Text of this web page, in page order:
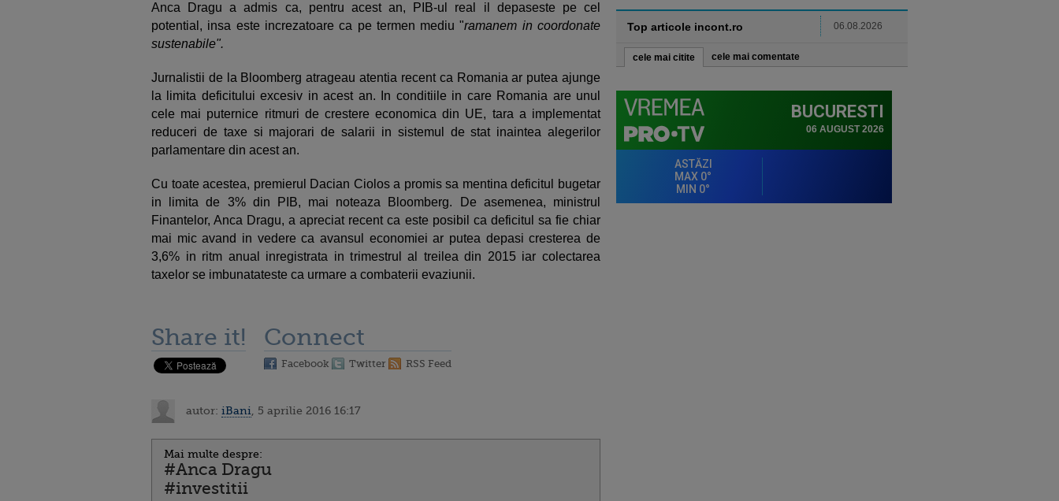
Anca Dragu a admis ca, pentru acest an, PIB-ul real il depaseste pe cel
potential, insa este increzatoare ca pe termen mediu "ramanem in coordonate
sustenabile".
Jurnalistii de la Bloomberg atrageau atentia recent ca Romania ar putea ajunge
la limita deficitului excesiv in acest an. In conditiile in care Romania are unul
cele mai puternice ritmuri de crestere economica din UE, tara a implementat
reduceri de taxe si majorari de salarii in sistemul de stat inaintea alegerilor
parlamentare din acest an.
Cu toate acestea, premierul Dacian Ciolos a promis sa mentina deficitul bugetar
in limita de 3% din PIB, mai noteaza Bloomberg. De asemenea, ministrul
Finantelor, Anca Dragu, a apreciat recent ca este posibil ca deficitul sa fie chiar
mai mic avand in vedere ca avansul economiei ar putea depasi cresterea de
3,6% in ritm anual inregistrata in trimestrul al treilea din 2015 iar colectarea
taxelor se imbunatateste ca urmare a combaterii evaziunii.
Share it! Connect
Facebook Twitter RSS Feed
autor: iBani , 5 aprilie 2016 16:17
Mai multe despre:
#Anca Dragu
#investitii
Top articole incont.ro 06.08.2026
cele mai citite cele mai comentate